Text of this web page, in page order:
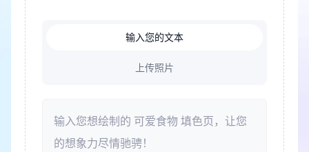
输入您的文本
上传照片